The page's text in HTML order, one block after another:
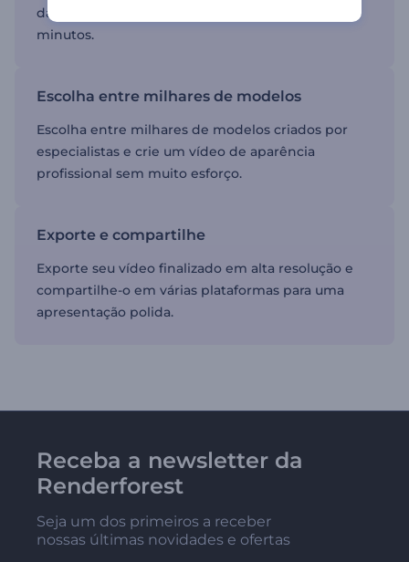
da sua marca ajustando cores, texto e visuais em
minutos.
Escolha entre milhares de modelos
Escolha entre milhares de modelos criados por
especialistas e crie um vídeo de aparência
profissional sem muito esforço.
Exporte e compartilhe
Exporte seu vídeo finalizado em alta resolução e
compartilhe-o em várias plataformas para uma
apresentação polida.
Receba a newsletter da
Renderforest
Seja um dos primeiros a receber
nossas últimas novidades e ofertas